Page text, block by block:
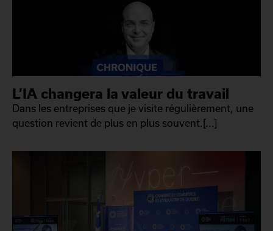
L’IA changera la valeur du travail
Dans les entreprises que je visite régulièrement, une
question revient de plus en plus souvent.[...]